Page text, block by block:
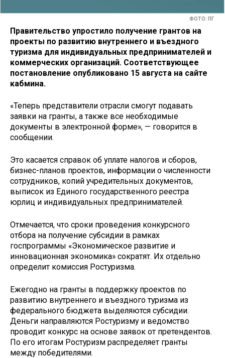
ФОТО: ПГ
Правительство упростило получение грантов на
проекты по развитию внутреннего и въездного
туризма для индивидуальных предпринимателей и
коммерческих организаций. Соответствующее
постановление опубликовано 15 августа на сайте
кабмина.
«Теперь представители отрасли смогут подавать
заявки на гранты, а также все необходимые
документы в электронной форме», — говорится в
сообщении.
Это касается справок об уплате налогов и сборов,
бизнес-планов проектов, информации о численности
сотрудников, копий учредительных документов,
выписок из Единого государственного реестра
юрлиц и индивидуальных предпринимателей.
Отмечается, что сроки проведения конкурсного
отбора на получение субсидии в рамках
госпрограммы «Экономическое развитие и
инновационная экономика» сократят. Их отдельно
определит комиссия Ростуризма.
Ежегодно на гранты в поддержку проектов по
развитию внутреннего и въездного туризма из
федерального бюджета выделяются субсидии.
Деньги направляются Ростуризму и ведомство
проводит конкурс на основе заявок от претендентов.
По его итогам Ростуризм распределяет гранты
между победителями.